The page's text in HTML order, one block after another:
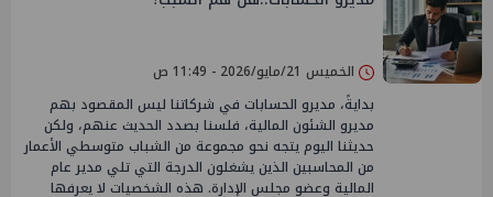
الخميس 21/مايو/2026 - 11:49 ص
بدايةً، مديرو الحسابات في شركاتنا ليس المقصود بهم
مديرو الشئون المالية، فلسنا بصدد الحديث عنهم، ولكن
حديثنا اليوم يتجه نحو مجموعة من الشباب متوسطي الأعمار
من المحاسبين الذين يشغلون الدرجة التي تلي مدير عام
المالية وعضو مجلس الإدارة. هذه الشخصيات لا يعرفها